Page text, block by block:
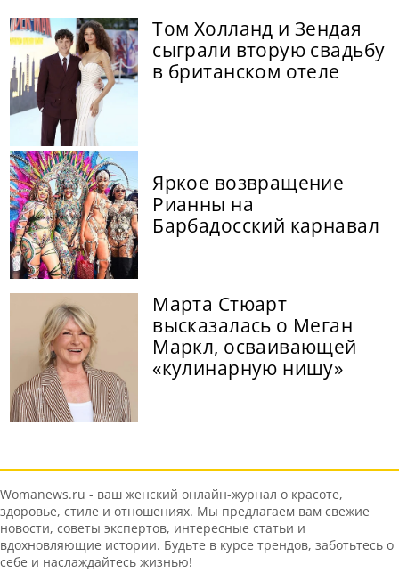
Том Холланд и Зендая
сыграли вторую свадьбу
в британском отеле
Яркое возвращение
Рианны на
Барбадосский карнавал
Марта Стюарт
высказалась о Меган
Маркл, осваивающей
«кулинарную нишу»
Womanews.ru - ваш женский онлайн-журнал о красоте,
здоровье, стиле и отношениях. Мы предлагаем вам свежие
новости, советы экспертов, интересные статьи и
вдохновляющие истории. Будьте в курсе трендов, заботьтесь о
себе и наслаждайтесь жизнью!